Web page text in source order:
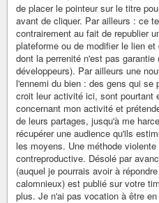
de placer le pointeur sur le titre
avant de cliquer. Par ailleurs : ce
contrairement au fait de republier
plateforme ou de modifier le lien
dont la perrenité n'est pas
développeurs). Par ailleurs une
l'ennemi du bien : des gens qui se
croit leur activité ici, sont pourtant
concernant mon activité et
de leurs partages, jusqu'à me
récupérer une audience qu'ils
les moyens. Une méthode
contreproductive. Désolé par
(auquel je pourrais avoir à
calomnieux) est publié sur votre
plus. Je n'ai pas vocation à être